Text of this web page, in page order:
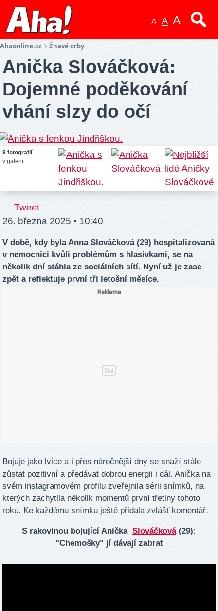
A A A
Ahaonline.cz Žhavé drby
Anička Slováčková:
Dojemné poděkování
vhání slzy do očí
8 fotografií
v galerii
.
Tweet
26. března 2025 • 10:40
V době, kdy byla Anna Slováčková (29) hospitalizovaná
v nemocnici kvůli problémům s hlasivkami, se na
několik dní stáhla ze sociálních sítí. Nyní už je zase
zpět a reflektuje první tři letošní měsíce.
Bojuje jako lvice a i přes náročnější dny se snaží stále
zůstat pozitivní a předávat dobrou energii i dál. Anička na
svém instagramovém profilu zveřejnila sérii snímků, na
kterých zachytila několik momentů první třetiny tohoto
roku. Ke každému snímku ještě přidala zvlášť komentář.
S rakovinou bojující Anička Slováčková(29):
"Chemošky" jí dávají zabrat